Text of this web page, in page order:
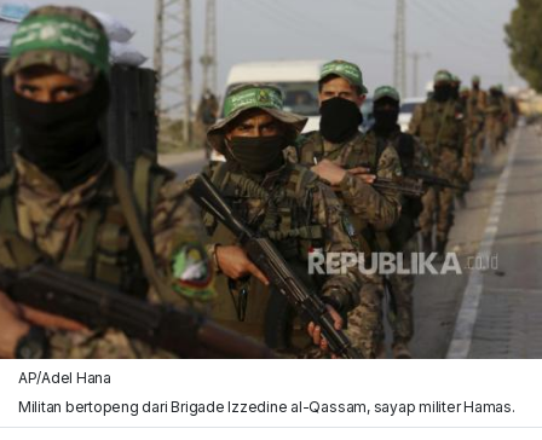
AP/Adel Hana
Militan bertopeng dari Brigade Izzedine al-Qassam, sayap militer Hamas.